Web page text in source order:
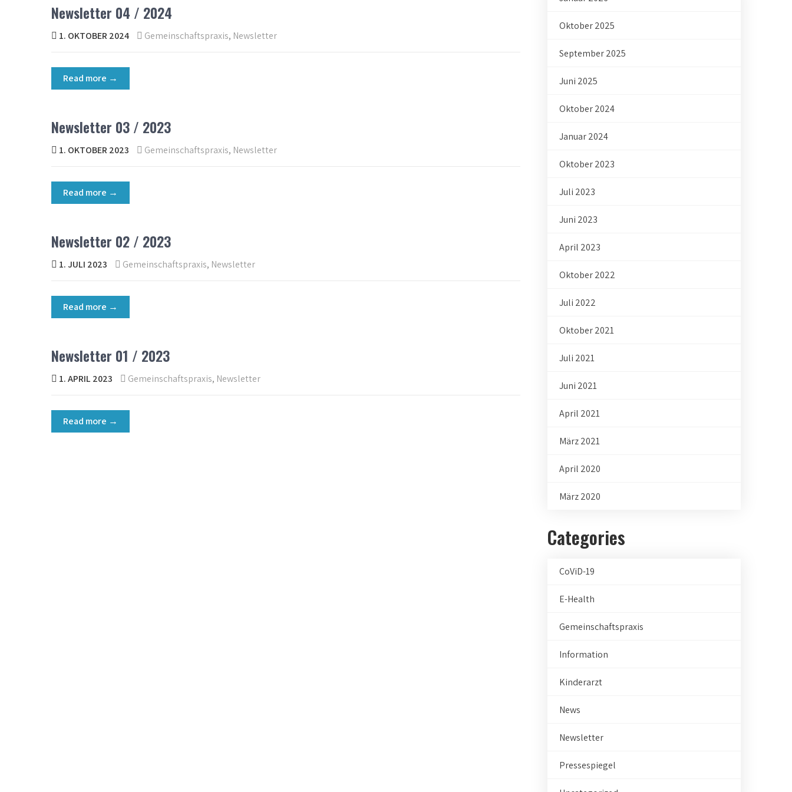
Newsletter 04 / 2024
1. OKTOBER 2024 Gemeinschaftspraxis, Newsletter
Read more →
Newsletter 03 / 2023
1. OKTOBER 2023 Gemeinschaftspraxis, Newsletter
Read more →
Newsletter 02 / 2023
1. JULI 2023 Gemeinschaftspraxis, Newsletter
Read more →
Newsletter 01 / 2023
1. APRIL 2023 Gemeinschaftspraxis, Newsletter
Read more →
Oktober 2025
September 2025
Juni 2025
Oktober 2024
Januar 2024
Oktober 2023
Juli 2023
Juni 2023
April 2023
Oktober 2022
Juli 2022
Oktober 2021
Juli 2021
Juni 2021
April 2021
März 2021
April 2020
März 2020
Categories
CoViD-19
E-Health
Gemeinschaftspraxis
Information
Kinderarzt
News
Newsletter
Pressespiegel